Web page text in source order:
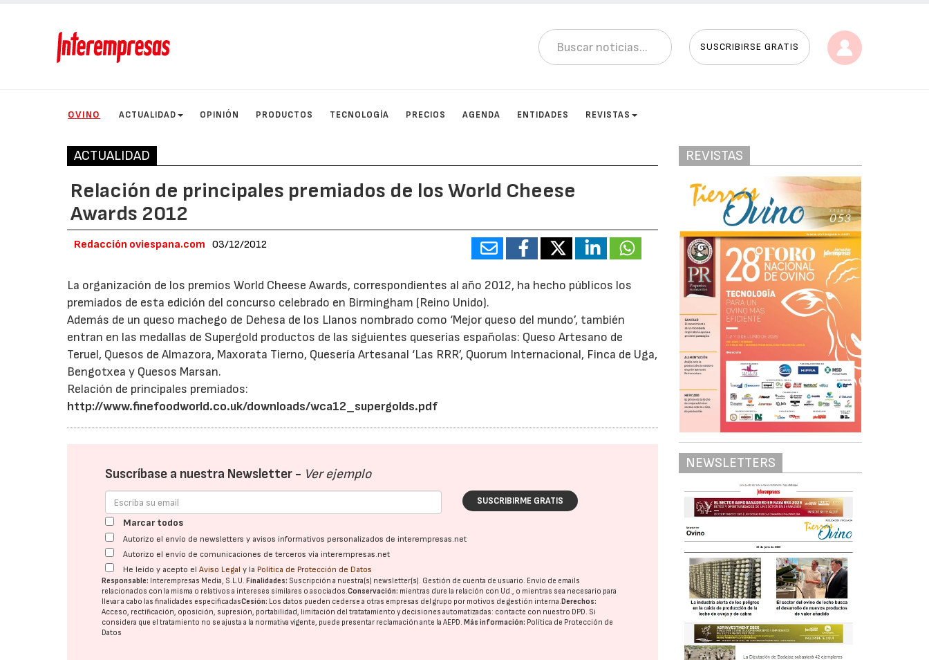
SUSCRIBIRSE GRATIS
OVINO ACTUALIDAD OPINIÓN PRODUCTOS TECNOLOGÍA PRECIOS AGENDA ENTIDADES REVISTAS
ACTUALIDAD
Relación de principales premiados de los World Cheese
Awards 2012
Redacción oviespana.com 03/12/2012
La organización de los premios World Cheese Awards, correspondientes al año 2012, ha hecho públicos los
premiados de esta edición del concurso celebrado en Birmingham (Reino Unido).
Además de un queso machego de Dehesa de los Llanos nombrado como ‘Mejor queso del mundo’, también
entran en las medallas de Supergold productos de las siguientes queserías españolas: Queso Artesano de
Teruel, Quesos de Almazora, Maxorata Tierno, Quesería Artesanal ‘Las RRR’, Quorum Internacional, Finca de Uga,
Bengotxea y Quesos Marsan.
Relación de principales premiados:
http://www.finefoodworld.co.uk/downloads/wca12_supergolds.pdf
Suscríbase a nuestra Newsletter - Ver ejemplo
SUSCRIBIRME GRATIS
Marcar todos
Autorizo el envío de newsletters y avisos informativos personalizados de interempresas.net
Autorizo el envío de comunicaciones de terceros vía interempresas.net
He leído y acepto elAviso Legal y la Política de Protección de Datos
Responsable: Interempresas Media, S.L.U. Finalidades: Suscripción a nuestra(s) newsletter(s). Gestión de cuenta de usuario. Envío de emails
relacionados con la misma o relativos a intereses similares o asociados.Conservación: mientras dure la relación con Ud., o mientras sea necesario para
llevar a cabo las finalidades especificadasCesión: Los datos pueden cederse a otras empresas del grupo por motivos de gestión interna. Derechos:
Acceso, rectificación, oposición, supresión, portabilidad, limitación del tratatamiento y decisiones automatizadas: contacte con nuestro DPD. Si
considera que el tratamiento no se ajusta a la normativa vigente, puede presentar reclamación ante laAEPD. Más información: Política de Protección de
Datos
REVISTAS
NEWSLETTERS